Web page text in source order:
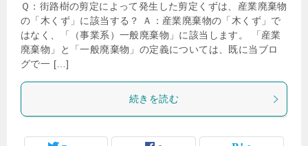
Ｑ：街路樹の剪定によって発生した剪定くずは、産業廃棄物
の「木くず」に該当する？ Ａ：産業廃棄物の「木くず」で
はなく、「（事業系）一般廃棄物」に該当します。 「産業
廃棄物」と「一般廃棄物」の定義については、既に当ブロ
グで一 […]
続きを読む